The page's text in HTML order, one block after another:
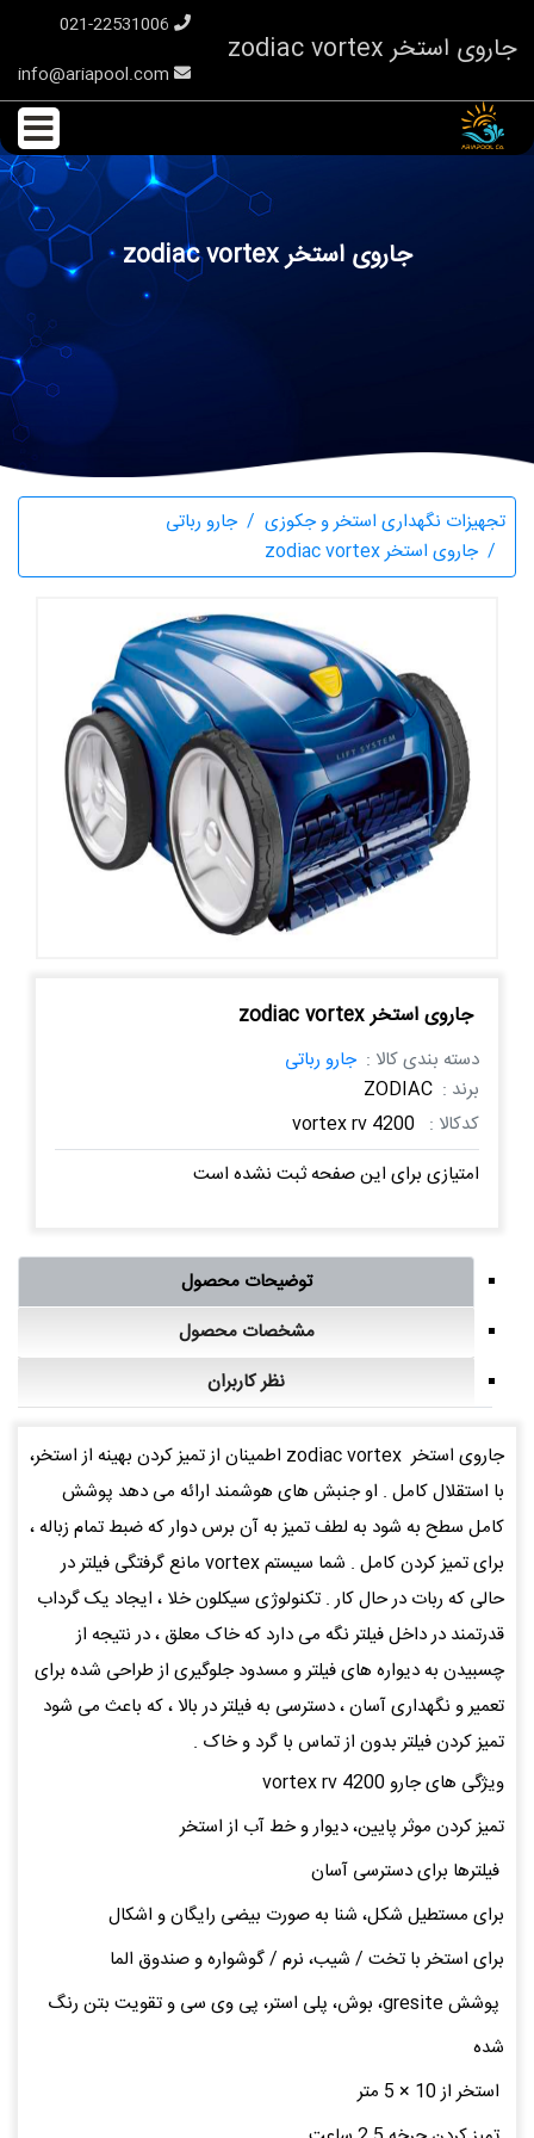
جاروی استخر zodiac vortex
جاروی استخر zodiac vortex
تجهیزات نگهداری استخر و جکوزی
جارو رباتی
جاروی استخر zodiac vortex
جاروی استخر zodiac vortex
دسته بندی کالا : جارو رباتی
برند : ZODIAC
کدکالا : vortex rv 4200
امتیازی برای این صفحه ثبت نشده است
توضیحات محصول
مشخصات محصول
نظر کاربران
جاروی استخر zodiac vortex اطمینان از تمیز کردن بهینه از استخر،
با استقلال کامل . او جنبش های هوشمند ارائه می دهد پوشش
کامل سطح به شود به لطف تمیز به آن برس دوار که ضبط تمام زباله ،
برای تمیز کردن کامل . شما سیستم vortex مانع گرفتگی فیلتر در
حالی که ربات در حال کار . تکنولوژی سیکلون خلا ، ایجاد یک گرداب
قدرتمند در داخل فیلتر نگه می دارد که خاک معلق ، در نتیجه از
چسبیدن به دیواره های فیلتر و مسدود جلوگیری از طراحی شده برای
تعمیر و نگهداری آسان ، دسترسی به فیلتر در بالا ، که باعث می شود
تمیز کردن فیلتر بدون از تماس با گرد و خاک .
ویژگی های جارو vortex rv 4200
تمیز کردن موثر پایین، دیوار و خط آب از استخر
فیلترها برای دسترسی آسان
برای مستطیل شکل، شنا به صورت بیضی رایگان و اشکال
برای استخر با تخت / شیب، نرم / گوشواره و صندوق الما
پوشش gresite، بوش، پلی استر، پی وی سی و تقویت بتن رنگ
شده
استخر از 10 × 5 متر